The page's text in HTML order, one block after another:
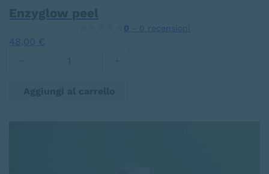
Enzyglow peel
0 - 0 recensioni
48,00 €